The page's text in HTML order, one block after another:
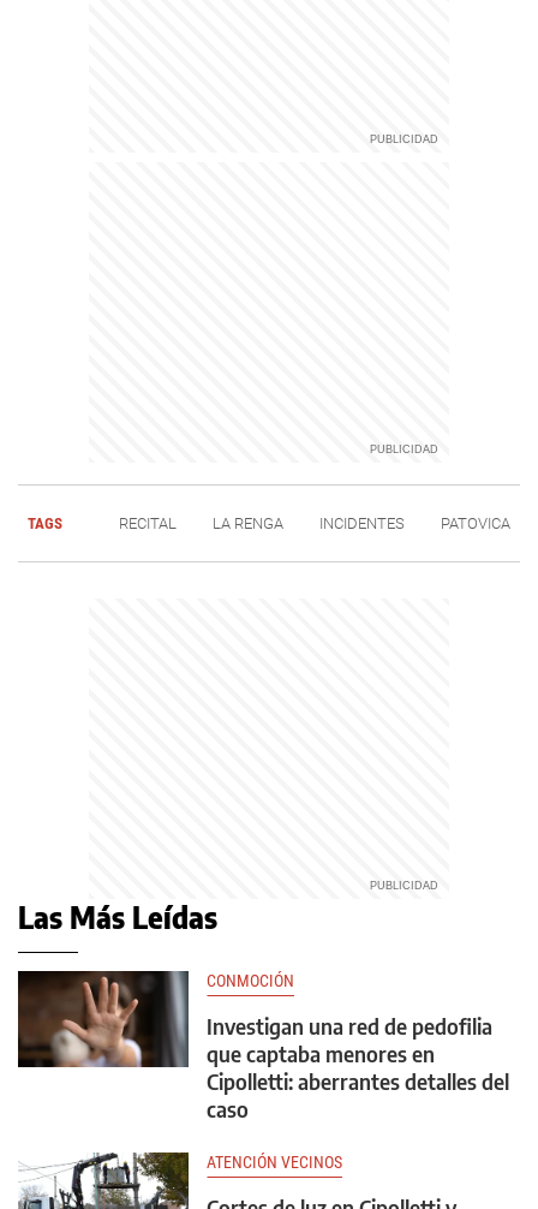
TAGS RECITAL LA RENGA INCIDENTES PATOVICA
Las Más Leídas
CONMOCIÓN
Investigan una red de pedofilia
que captaba menores en
Cipolletti: aberrantes detalles del
caso
ATENCIÓN VECINOS